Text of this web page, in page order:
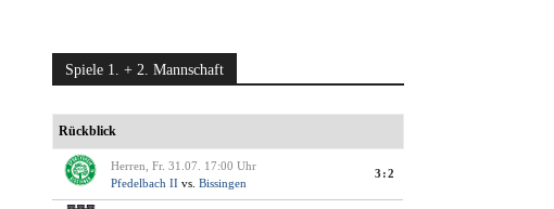
Spiele 1. + 2. Mannschaft
Rückblick
Herren, Fr. 31.07. 17:00 Uhr
Pfedelbach II vs. Bissingen
3:2